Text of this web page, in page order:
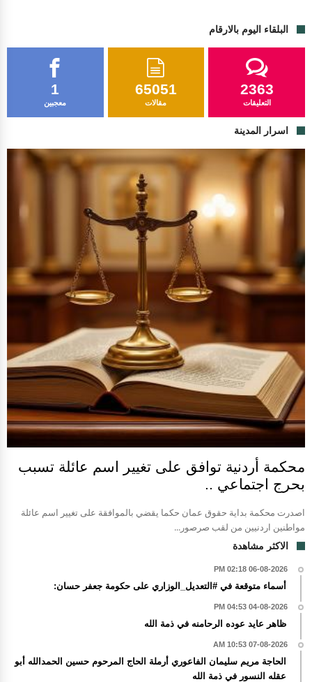
البلقاء اليوم بالارقام
1
معجبين
65051
مقالات
2363
التعليقات
اسرار المدينة
محكمة أردنية توافق على تغيير اسم عائلة تسبب
بحرج اجتماعي ..
اصدرت محكمة بداية حقوق عمان حكما يقضي بالموافقة على تغيير اسم عائلة
مواطنين اردنيين من لقب صرصور...
الاكثر مشاهدة
06-08-2026 02:18 PM
أسماء متوقعة في #التعديل_الوزاري على حكومة جعفر حسان:
04-08-2026 04:53 PM
ظاهر عايد عوده الرحامنه في ذمة الله
07-08-2026 10:53 AM
الحاجة مريم سليمان الفاعوري أرملة الحاج المرحوم حسين الحمدالله أبو
عقله النسور في ذمة الله